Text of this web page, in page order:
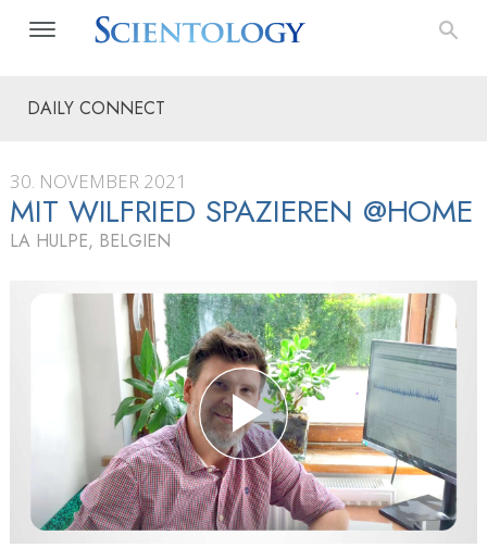
DAILY CONNECT
30. NOVEMBER 2021
MIT WILFRIED SPAZIEREN @HOME
LA HULPE, BELGIEN